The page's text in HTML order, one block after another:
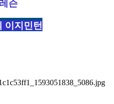
슨
이지민턴